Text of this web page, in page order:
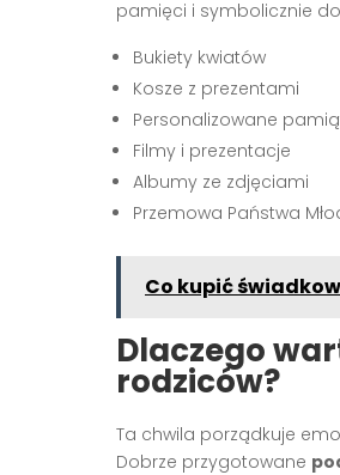
pamięci i symbolicznie
Bukiety kwiatów
Kosze z prezentami
Personalizowane
Filmy i prezentacje
Albumy ze zdjęciami
Przemowa Państwa
Co kupić
Dlaczego
rodziców?
Ta chwila porządkuje
Dobrze przygotowane